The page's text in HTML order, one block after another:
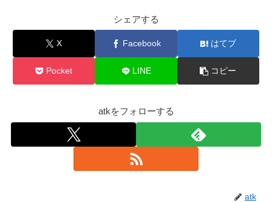
シェアする
X Facebook はてブ
Pocket LINE コピー
atkをフォローする
atk